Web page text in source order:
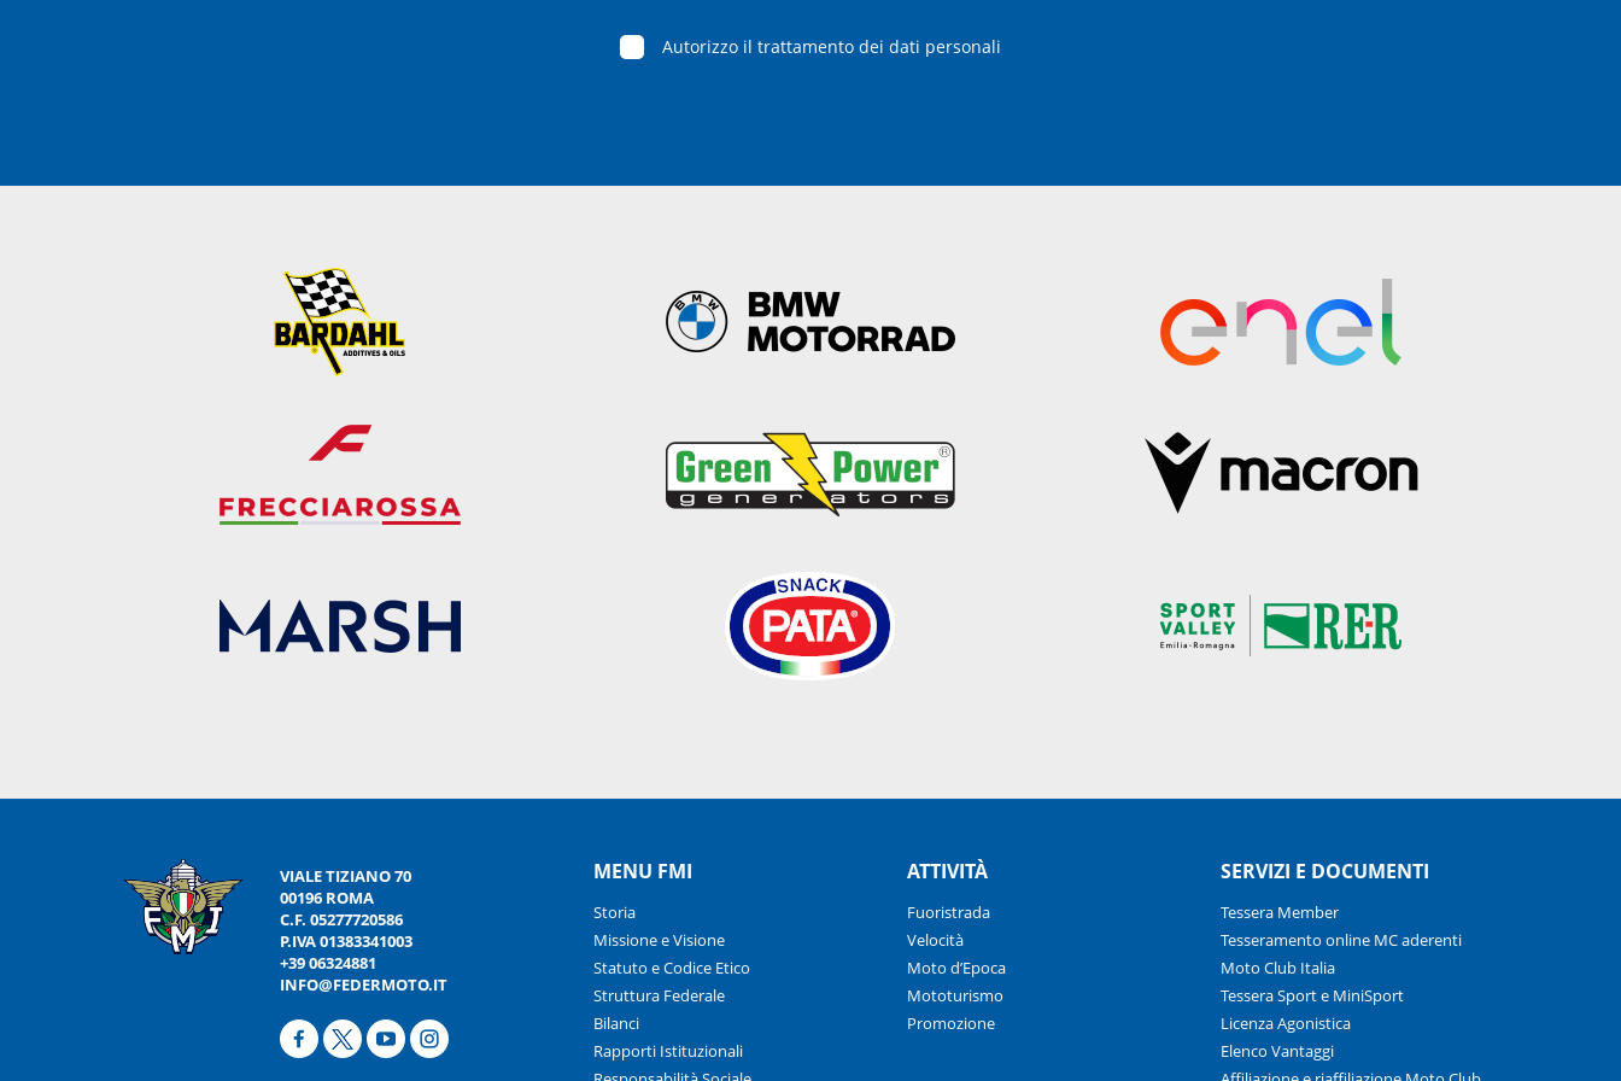
Autorizzo il trattamento dei dati personali
VIALE TIZIANO 70
00196 ROMA
C.F. 05277720586
P.IVA 01383341003
+39 06324881
INFO@FEDERMOTO.IT
MENU FMI
Storia
Missione e Visione
Statuto e Codice Etico
Struttura Federale
Bilanci
Rapporti Istituzionali
ATTIVITÀ
Fuoristrada
Velocità
Moto d’Epoca
Mototurismo
Promozione
SERVIZI E DOCUMENTI
Tessera Member
Tesseramento online MC aderenti
Moto Club Italia
Tessera Sport e MiniSport
Licenza Agonistica
Elenco Vantaggi